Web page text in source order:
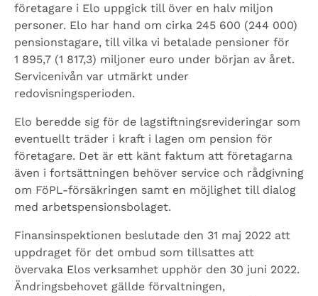
företagare i Elo uppgick till över en halv miljon
personer. Elo har hand om cirka 245 600 (244 000)
pensionstagare, till vilka vi betalade pensioner för
1 895,7 (1 817,3) miljoner euro under början av året.
Servicenivån var utmärkt under
redovisningsperioden.
Elo beredde sig för de lagstiftningsrevideringar som
eventuellt träder i kraft i lagen om pension för
företagare. Det är ett känt faktum att företagarna
även i fortsättningen behöver service och rådgivning
om FöPL-försäkringen samt en möjlighet till dialog
med arbetspensionsbolaget.
Finansinspektionen beslutade den 31 maj 2022 att
uppdraget för det ombud som tillsattes att
övervaka Elos verksamhet upphör den 30 juni 2022.
Ändringsbehovet gällde förvaltningen,